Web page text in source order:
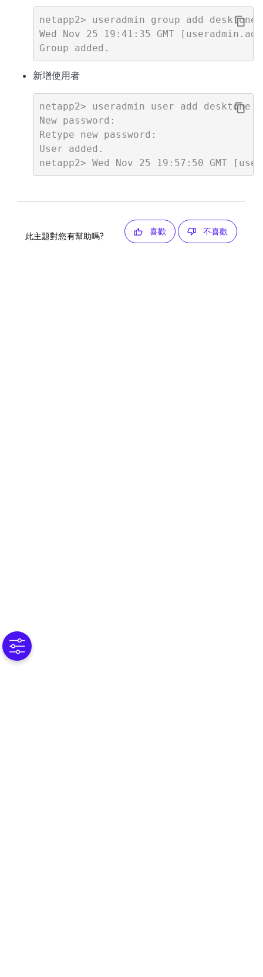
netapp2> useradmin group add
Wed Nov 25 19:41:35 GMT
新增使用者
netapp2> useradmin user add
New password:
Retype new password:
User added.
此主題對您有幫助嗎? 喜歡 不喜歡